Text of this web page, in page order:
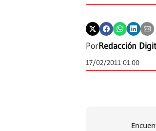
PorRedacción
17/02/2011 01:00